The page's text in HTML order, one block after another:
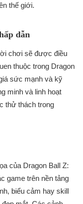
thế giới.
dẫn
chơi sẽ được điều
thuộc trong Dragon
sức mạnh và kỹ
minh và linh hoạt
thử thách trong
của Dragon Ball Z:
game trên nền tảng
biểu cảm hay skill